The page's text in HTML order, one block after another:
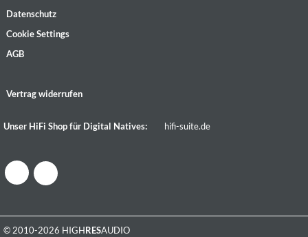
Datenschutz
Cookie Settings
AGB
Vertrag widerrufen
Unser HiFi Shop für Digital Natives: hifi-suite.de
© 2010-2026 HIGHRESAUDIO